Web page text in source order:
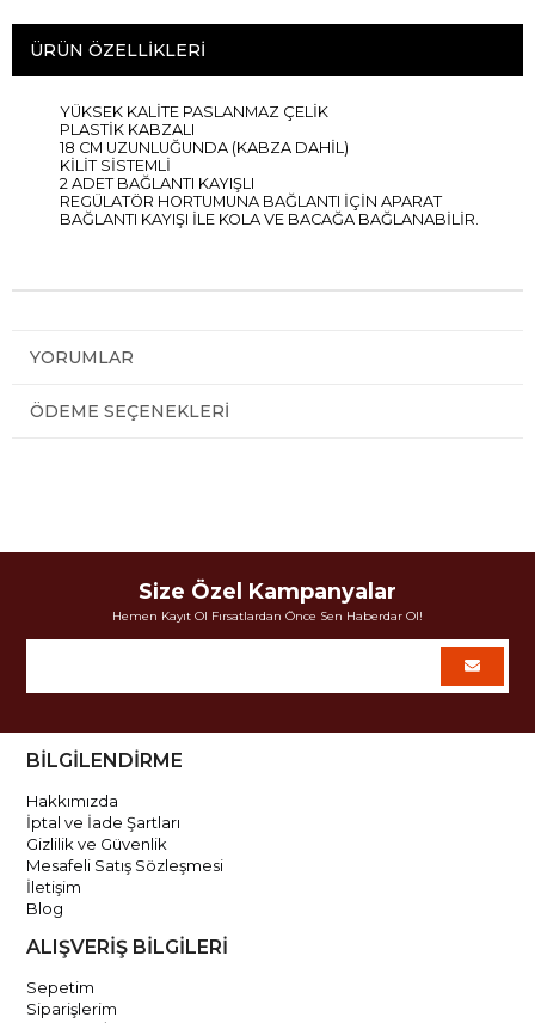
ÜRÜN ÖZELLIKLERI
YÜKSEK KALİTE PASLANMAZ ÇELİK
PLASTİK KABZALI
18 CM UZUNLUĞUNDA (KABZA DAHİL)
KİLİT SİSTEMLİ
2 ADET BAĞLANTI KAYIŞLI
REGÜLATÖR HORTUMUNA BAĞLANTI İÇİN APARAT
BAĞLANTI KAYIŞI İLE KOLA VE BACAĞA BAĞLANABİLİR.
YORUMLAR
ÖDEME SEÇENEKLERI
Size Özel Kampanyalar
Hemen Kayıt Ol Fırsatlardan Önce Sen Haberdar Ol!
BİLGİLENDİRME
Hakkımızda
İptal ve İade Şartları
Gizlilik ve Güvenlik
Mesafeli Satış Sözleşmesi
İletişim
Blog
ALIŞVERİŞ BİLGİLERİ
Sepetim
Siparişlerim